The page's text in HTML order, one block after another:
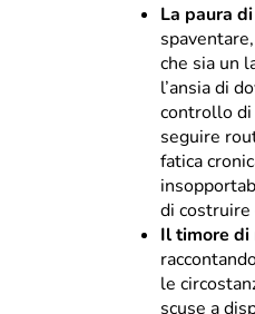
La paura
che sia un
l’ansia di
controllo di
seguire
fatica
di costruire
Il timore di
le
scuse a